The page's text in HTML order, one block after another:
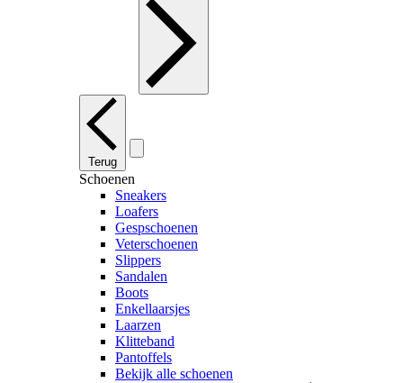
Terug
Schoenen
Sneakers
Loafers
Gespschoenen
Veterschoenen
Slippers
Sandalen
Boots
Enkellaarsjes
Laarzen
Klitteband
Pantoffels
Bekijk alle schoenen